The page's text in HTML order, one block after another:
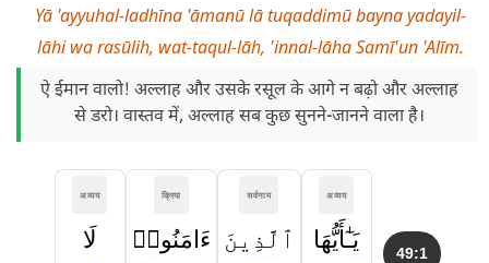
Yā 'ayyuhal-ladhīna 'āmanū lā tuqaddimū bayna yadayil-
lāhi wa rasūlih, wat-taqul-lāh, 'innal-lāha Samī'un 'Alīm.
ऐ ईमान वालो! अल्लाह और उसके रसूल के आगे न बढ़ो और अल्लाह
से डरो। वास्तव में, अल्लाह सब कुछ सुनने-जानने वाला है।
49:1
अव्यय
يَـٰٓأَيُّهَا
सर्वनाम
ٱلَّذِينَ
क्रिया
ءَامَنُوا۟
अव्यय
لَا